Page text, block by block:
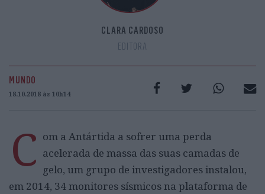
CLARA CARDOSO
EDITORA
MUNDO
18.10.2018 às 10h14
C om a Antártida a sofrer uma perda
acelerada de massa das suas camadas de
gelo, um grupo de investigadores instalou,
em 2014, 34 monitores sísmicos na plataforma de